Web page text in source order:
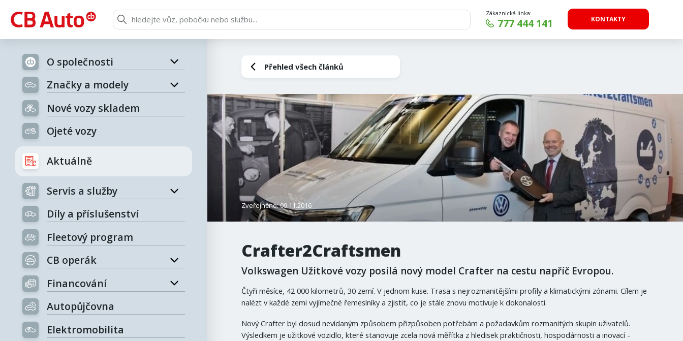
Zákaznická linka:
777 444 141 KONTAKTY
O společnosti
Značky a modely
Nové vozy skladem
Ojeté vozy
Aktuálně
Servis a služby
Díly a příslušenství
Fleetový program
CB operák
Financování
Autopůjčovna
Elektromobilita
Přehled všech článků
Zveřejněno: 09.11.2016
Crafter2Craftsmen
Volkswagen Užitkové vozy posílá nový model Crafter na cestu napříč Evropou.
Čtyři měsíce, 42 000 kilometrů, 30 zemí. V jednom kuse. Trasa s nejrozmanitějšími profily a klimatickými zónami. Cílem je
nalézt v každé zemi vyjímečné řemeslníky a zjistit, co je stále znovu motivuje k dokonalosti.
Nový Crafter byl dosud nevídaným způsobem přizpůsoben potřebám a požadavkům rozmanitých skupin uživatelů.
Výsledkem je užitkové vozidlo, které stanovuje zcela nová měřítka z hledisek praktičnosti, hospodárnosti a inovací -